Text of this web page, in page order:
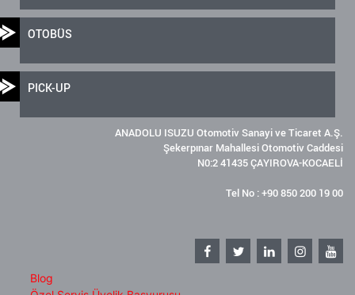
OTOBÜS
PICK-UP
ANADOLU ISUZU Otomotiv Sanayi ve Ticaret A.Ş.
Şekerpınar Mahallesi Otomotiv Caddesi
N0:2 41435 ÇAYIROVA-KOCAELİ
Tel No : +90 850 200 19 00
Blog